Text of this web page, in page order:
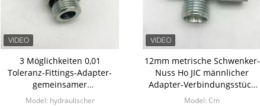
3 Möglichkeiten 0,01
Toleranz-Fittings-Adapter-
gemeinsamer
Kohlenstoffstahl
Model: hydraulischer
12mm metrische Schwenker-
Nuss Ho JIC männlicher
Adapter-Verbindungsstück
verringernd
Model: Cm